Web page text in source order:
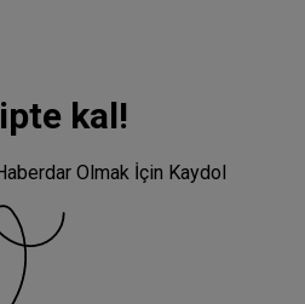
kal!
Olmak İçin Kaydol